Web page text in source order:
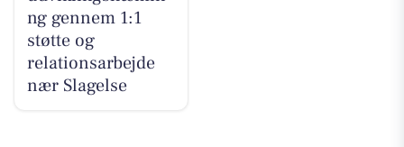
ng gennem 1:1
støtte og
relationsarbejde
nær Slagelse